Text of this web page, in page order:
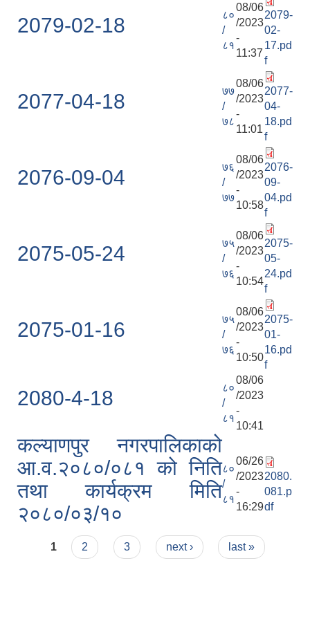
2079-02-18
८०
/
८१
08/06
/2023
-
11:37
2079-
02-
17.pd
f
2077-04-18
७७
/
७८
08/06
/2023
-
11:01
2077-
04-
18.pd
f
2076-09-04
७६
/
७७
08/06
/2023
-
10:58
2076-
09-
04.pd
f
2075-05-24
७५
/
७६
08/06
/2023
-
10:54
2075-
05-
24.pd
f
2075-01-16
७५
/
७६
08/06
/2023
-
10:50
2075-
01-
16.pd
f
2080-4-18
८०
/
८१
08/06
/2023
-
10:41
कल्याणपुर नगरपालिकाको
आ.व.२०८०/०८१ को निति
तथा कार्यक्रम मिति
२०८०/०३/१०
८०
/
८१
06/26
/2023
-
16:29
2080.
081.p
df
Pages
1 2 3 next › last »